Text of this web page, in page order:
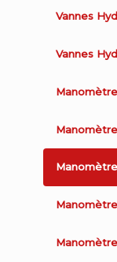
Vannes
Vannes